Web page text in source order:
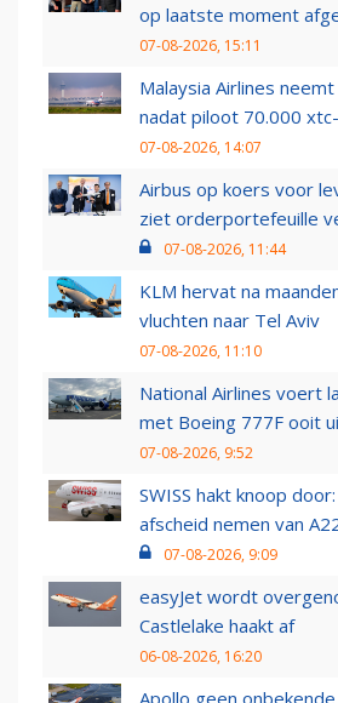
op laatste moment
07-08-2026, 15:11
Malaysia Airlines
nadat piloot 70.000
07-08-2026, 14:07
Airbus op koers voor
ziet orderportefeuille
07-08-2026, 11:44
KLM hervat na
vluchten naar Tel Aviv
07-08-2026, 11:10
National Airlines voert
met Boeing 777F ooit
07-08-2026, 9:52
SWISS hakt knoop
afscheid nemen van
07-08-2026, 9:09
easyJet wordt
Castlelake haakt af
06-08-2026, 16:20
Apollo geen